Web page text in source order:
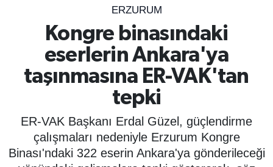
ERZURUM
Kongre binasındaki
eserlerin Ankara'ya
taşınmasına ER-VAK'tan
tepki
ER-VAK Başkanı Erdal Güzel, güçlendirme
çalışmaları nedeniyle Erzurum Kongre
Binası'ndaki 322 eserin Ankara'ya gönderileceği
ÇEVRE
YAŞAM
BİLİM - TEKNOLOJİ
KADIN